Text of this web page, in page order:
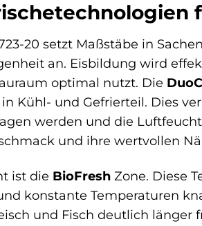
20 setzt Maßstäbe in
an. Eisbildung wird
optimal nutzt. Die
Kühl- und Gefrierteil. Dies
werden und die
und ihre wertvollen
ist die BioFresh Zone. Diese
konstante Temperaturen
und Fisch deutlich